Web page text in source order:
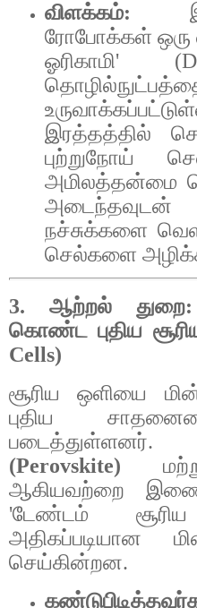
விளக்கம்:
ரோபோக்கள் ஒரு
ஓரிகாமி'
இரத்தத்தில்
புற்றுநோய்
அமிலத்தன்மை
அடைந்தவுடன்
நச்சுக்களை
செல்களை
3. ஆற்றல் துறை
கொண்ட புதிய
Cells)
சூரிய
ஒளியை
புதிய
படைத்துள்ளனர்
(Perovskite)
ஆகியவற்றை
'டேண்டம் சூரிய
அதிகப்படியான
செய்கின்றன.